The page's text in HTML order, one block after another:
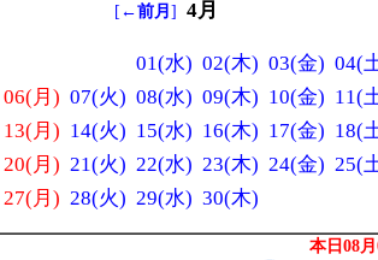
[ ←前月 ] 4月
01(水) 02(木) 03(金) 04(
06(月) 07(火) 08(水) 09(木) 10(金) 11(
13(月) 14(火) 15(水) 16(木) 17(金) 18(
20(月) 21(火) 22(水) 23(木) 24(金) 25(
27(月) 28(火) 29(水) 30(木)
本日08